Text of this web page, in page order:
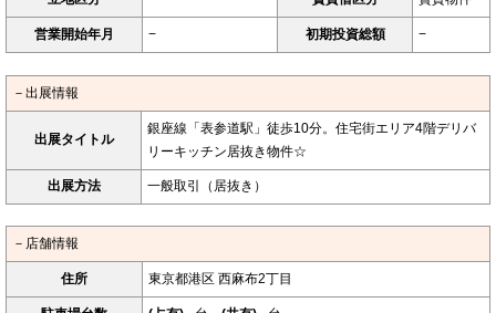
営業開始年月 − 初期投資総額 −
－出展情報
出展タイトル
銀座線「表参道駅」徒歩10分。住宅街エリア4階デリバ
リーキッチン居抜き物件☆
出展方法 一般取引（居抜き）
－店舗情報
住所 東京都港区 西麻布2丁目